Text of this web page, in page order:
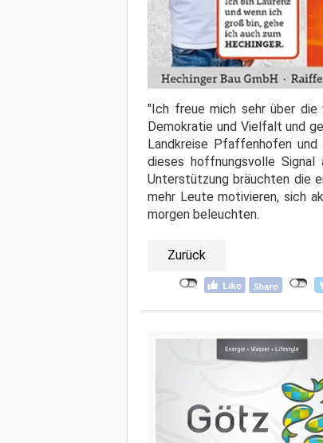
"Ich freue mich sehr über die
Demokratie und Vielfalt und
Landkreise Pfaffenhofen und
dieses hoffnungsvolle
Unterstützung bräuchten die
mehr Leute motivieren, sich
morgen beleuchten.
Zurück